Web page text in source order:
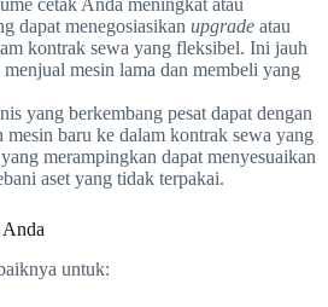
cetak Anda meningkat atau
dapat menegosiasikan upgrade atau
kontrak sewa yang fleksibel. Ini jauh
mesin lama dan membeli yang
yang berkembang pesat dapat dengan
mesin baru ke dalam kontrak sewa yang
merampingkan dapat menyesuaikan
aset yang tidak terpakai.
untuk: